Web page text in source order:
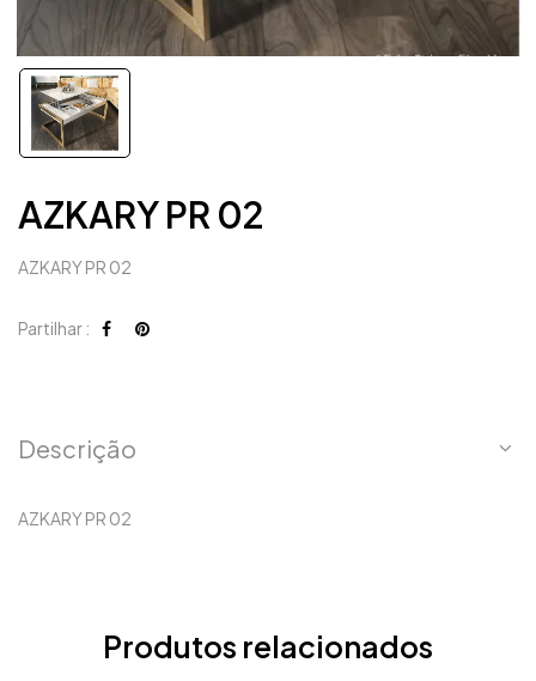
AZKARY PR 02
AZKARY PR 02
Partilhar :
Descrição
AZKARY PR 02
Produtos relacionados